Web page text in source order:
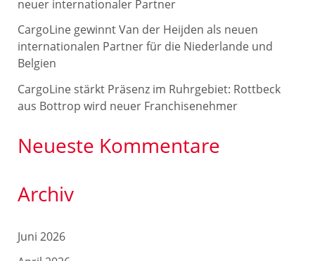
h
:
neuer internationaler Partner
CargoLine gewinnt Van der Heijden als neuen
internationalen Partner für die Niederlande und
Belgien
CargoLine stärkt Präsenz im Ruhrgebiet: Rottbeck
aus Bottrop wird neuer Franchisenehmer
Neueste Kommentare
Archiv
Juni 2026